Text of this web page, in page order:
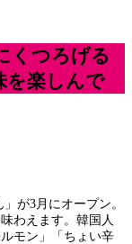
くつろげる
を楽しんで
が3月にオープン。
わえます。韓国人
モン」「ちょい辛